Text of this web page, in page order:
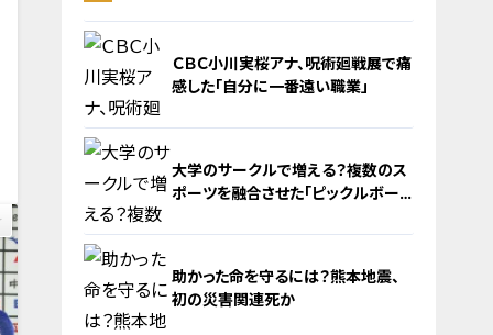
4
ＣＢＣ小川実桜アナ、呪術廻戦展で痛
感した「自分に一番遠い職業」
大学のサークルで増える？複数のス
ポーツを融合させた「ピックルボー
助かった命を守るには？熊本地震、
初の災害関連死か